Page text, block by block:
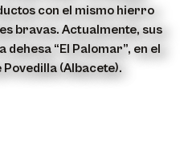
con el mismo hierro
bravas. Actualmente, sus
“El Palomar”, en el
(Albacete).